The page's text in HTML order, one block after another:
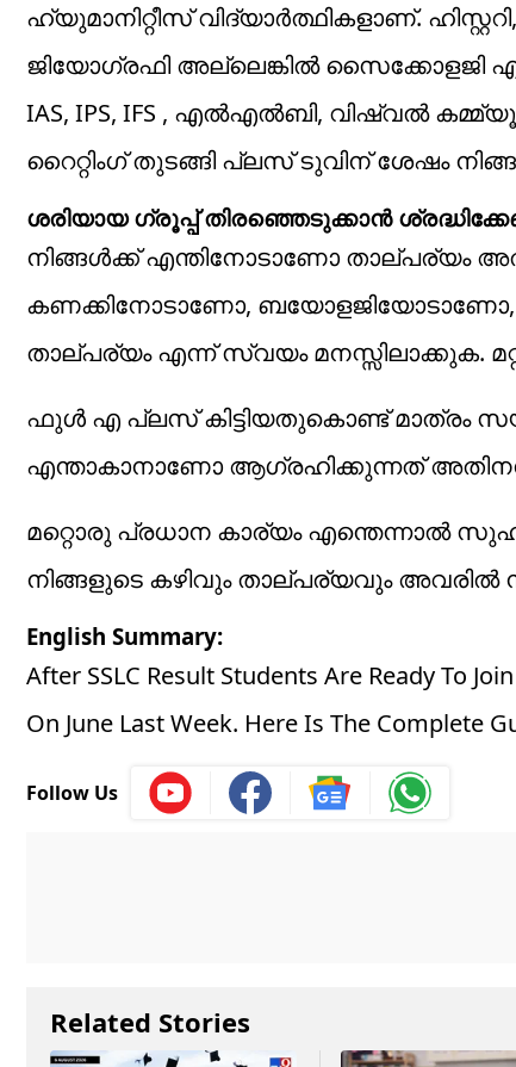
ഹ്യുമാനിറ്റീസ് വിദ്യാർത്ഥികളാണ്.
ജിയോഗ്രഫി അല്ലെങ്കിൽ സൈക്കോളജി
IAS, IPS, IFS , എൽഎൽബി, വിഷ്വൽ
റൈറ്റിംഗ് തുടങ്ങി പ്ലസ് ടുവിന് ശേഷം
ശരിയായ ഗ്രൂപ്പ് തിരഞ്ഞെടുക്കാൻ
നിങ്ങൾക്ക് എന്തിനോടാണോ താല്പര്യം
കണക്കിനോടാണോ,
താല്പര്യം എന്ന് സ്വയം മനസ്സിലാക്കുക.
ഫുൾ എ പ്ലസ് കിട്ടിയതുകൊണ്ട് മാത്രം
എന്താകാനാണോ ആ​ഗ്രഹിക്കുന്നത്
മറ്റൊരു പ്രധാന കാര്യം എന്തെന്നാൽ
നിങ്ങളുടെ കഴിവും താല്പര്യവും അവരിൽ
English Summary:
After SSLC Result Students Are Ready To
On June Last Week. Here Is The Complete
Follow Us
Related Stories